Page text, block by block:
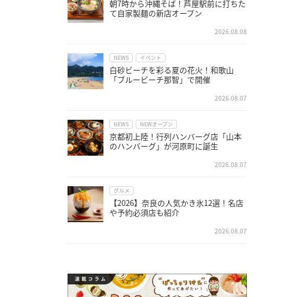
朝7時から沖縄そば！芦屋駅前に打ちた
て自家製麺の新店オープン
2026.08.08
NEWS イベント
白砂ビーチを彩る夏の花火！和歌山
「ブルービーチ那智」で開催
2026.08.07
NEWS NEWオープン
京都初上陸！行列ハンバーグ店「山本
のハンバーグ」が河原町に誕生
2026.08.07
グルメ
【2026】奈良の人気かき氷12選！名店
や予約必須店も紹介
2026.08.07